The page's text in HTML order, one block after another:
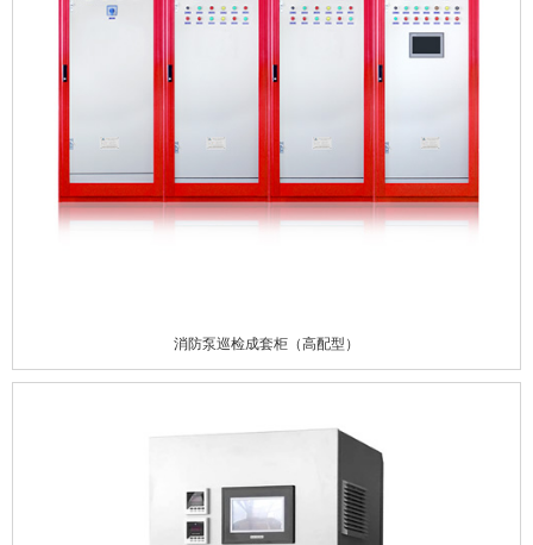
消防泵巡检成套柜（高配型）